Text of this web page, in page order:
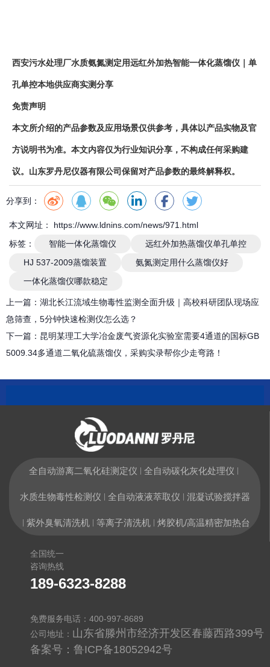
西安污水处理厂水质氨氮测定用远红外加热智能一体化蒸馏仪｜单
孔单控本地供应商实测分享
免责声明
本文所介绍的产品参数及应用场景仅供参考，具体以产品实物及官
方说明书为准。本文内容仅为行业知识分享，不构成任何采购建
议。山东罗丹尼仪器有限公司保留对产品参数的最终解释权。
分享到：
本文网址： https://www.ldnins.com/news/971.html
标签：
智能一体化蒸馏仪
远红外加热蒸馏仪单孔单控
HJ 537-2009蒸馏装置
氨氮测定用什么蒸馏仪好
一体化蒸馏仪哪款稳定
上一篇： 湖北长江流域生物毒性监测全面升级｜高校科研团队现场应
急筛查，5分钟快速检测仪怎么选？
下一篇： 昆明某理工大学冶金废气资源化实验室需要4通道的国标GB
5009.34多通道二氧化硫蒸馏仪，采购实录帮你少走弯路！
全自动游离二氧化硅测定仪 | 全自动碳化灰化处理仪 |
水质生物毒性检测仪 | 全自动液液萃取仪 | 混凝试验搅拌器
| 紫外臭氧清洗机 | 等离子清洗机 | 烤胶机/高温精密加热台
全国统一
咨询热线
189-6323-8288
免费服务电话：400-997-8689
公司地址： 山东省滕州市经济开发区春藤西路399号
备案号： 鲁ICP备18052942号